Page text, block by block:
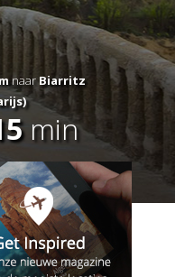
naarBiarritz
min